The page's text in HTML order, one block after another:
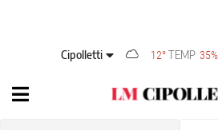
Cipolletti 12°TEMP 35%